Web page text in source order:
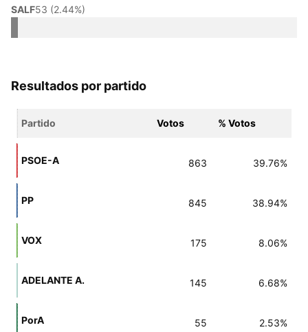
SALF53 (2.44%)
Resultados por partido
Partido Votos % Votos
PSOE-A 863 39.76%
PP 845 38.94%
VOX 175 8.06%
ADELANTE A. 145 6.68%
PorA 55 2.53%